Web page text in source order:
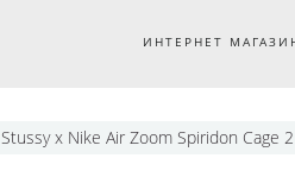
ИНТЕРНЕТ
Stussy x Nike Air Zoom Spiridon Cage